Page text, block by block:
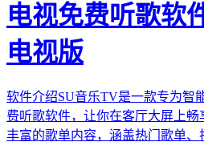
电视免费听歌软
电视版
软件介绍SU音乐TV是一款专为智
费听歌软件，让你在客厅大屏上
丰富的歌单内容，涵盖热门歌单、